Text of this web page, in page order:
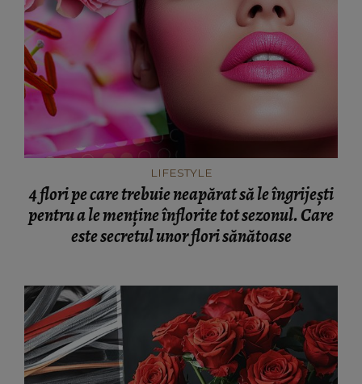
LIFESTYLE
4 flori pe care trebuie neapărat să le îngrijești
pentru a le menține înflorite tot sezonul. Care
este secretul unor flori sănătoase